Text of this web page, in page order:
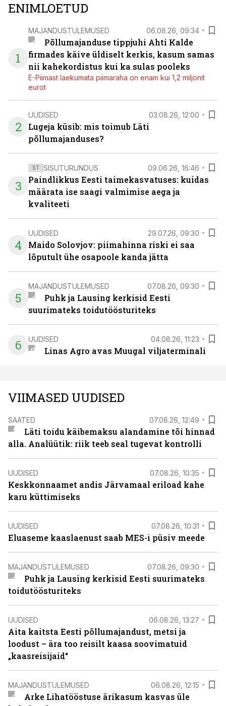
ENIMLOETUD
1
MAJANDUSTULEMUSED 06.08.26, 09:34
Põllumajanduse tippjuhi Ahti Kalde
firmades käive üldiselt kerkis, kasum samas
nii kahekordistus kui ka sulas pooleks
E-Piimast laekumata piimaraha on enam kui 1,2 miljonit
eurot
2
UUDISED 03.08.26, 12:00
Lugeja küsib: mis toimub Läti
põllumajanduses?
3
ST SISUTURUNDUS 09.06.26, 16:46
Paindlikkus Eesti taimekasvatuses: kuidas
määrata ise saagi valmimise aega ja
kvaliteeti
4
UUDISED 29.07.26, 09:30
Maido Solovjov: piimahinna riski ei saa
lõputult ühe osapoole kanda jätta
5
MAJANDUSTULEMUSED 07.08.26, 09:30
Puhk ja Lausing kerkisid Eesti
suurimateks toidutöösturiteks
6 UUDISED 04.08.26, 11:23
Linas Agro avas Muugal viljaterminali
VIIMASED UUDISED
SAATED 07.08.26, 12:49
Läti toidu käibemaksu alandamine tõi hinnad
alla. Analüütik: riik teeb seal tugevat kontrolli
UUDISED 07.08.26, 10:35
Keskkonnaamet andis Järvamaal eriload kahe
karu küttimiseks
UUDISED 07.08.26, 10:31
Eluaseme kaaslaenust saab MES-i püsiv meede
MAJANDUSTULEMUSED 07.08.26, 09:30
Puhk ja Lausing kerkisid Eesti suurimateks
toidutöösturiteks
UUDISED 06.08.26, 13:27
Aita kaitsta Eesti põllumajandust, metsi ja
loodust – ära too reisilt kaasa soovimatuid
„kaasreisijaid“
MAJANDUSTULEMUSED 06.08.26, 12:15
Arke Lihatööstuse ärikasum kasvas üle